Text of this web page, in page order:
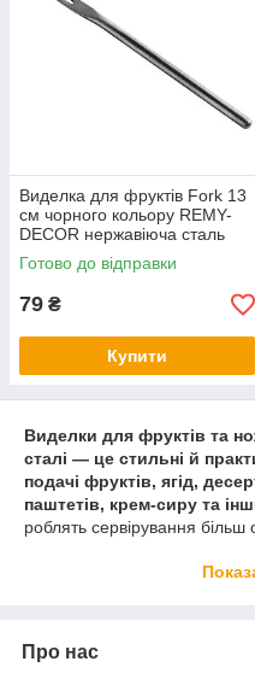
Виделка для фруктів Fork 13
см чорного кольору REMY-
DECOR нержавіюча сталь
Готово до відправки
79 ₴
Купити
Виделки для фруктів та
сталі — це стильні й
подачі фруктів, ягід,
паштетів, крем-сиру та
роблять сервірування більш
обрати класичні срібні
Про нас